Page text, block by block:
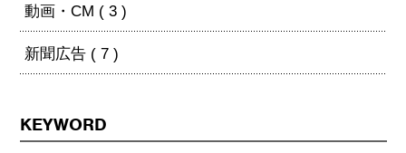
動画・CM ( 3 )
新聞広告 ( 7 )
KEYWORD